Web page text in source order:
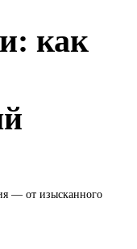
как
— от изысканного